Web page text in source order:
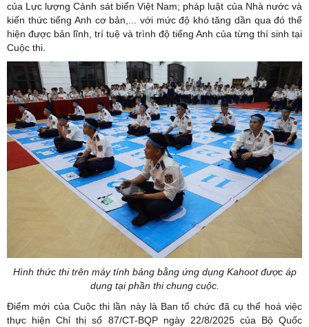
của Lực lượng Cảnh sát biển Việt Nam; pháp luật của Nhà nước và
kiến thức tiếng Anh cơ bản,... với mức độ khó tăng dần qua đó thể
hiện được bản lĩnh, trí tuệ và trình độ tiếng Anh của từng thí sinh tại
Cuộc thi.
Hình thức thi trên máy tính bảng bằng ứng dụng Kahoot được áp
dụng tại phần thi chung cuộc.
Điểm mới của Cuộc thi lần này là Ban tổ chức đã cụ thể hoá việc
thực hiện Chỉ thị số 87/CT-BQP ngày 22/8/2025 của Bộ Quốc